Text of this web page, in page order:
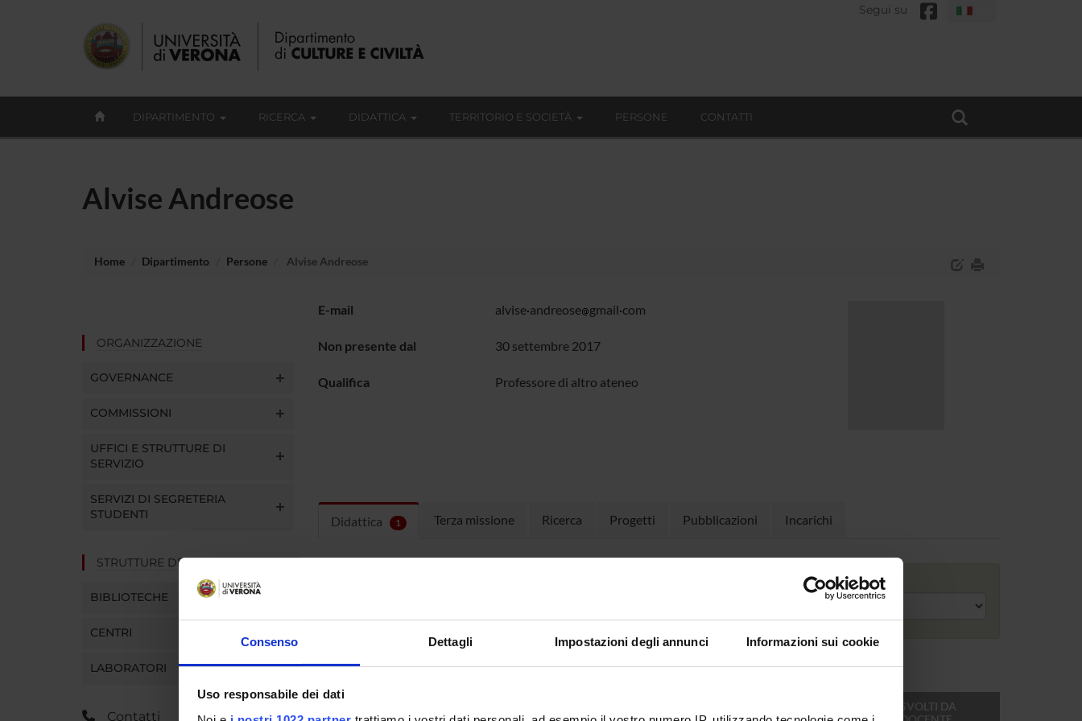
Consenso Dettagli Impostazioni degli annunci Informazioni sui cookie
Uso responsabile dei dati
Segui su
DIPARTIMENTO RICERCA DIDATTICA TERRITORIO E SOCIETÀ PERSONE CONTATTI
Alvise Andreose
Home Dipartimento Persone Alvise Andreose
ORGANIZZAZIONE
GOVERNANCE
COMMISSIONI
UFFICI E STRUTTURE DI
SERVIZIO
SERVIZI DI SEGRETERIA
STUDENTI
STRUTTURE DEL DIPARTIMENTO
BIBLIOTECHE
CENTRI
LABORATORI
Contatti
E-mail alvise andreose gmail com
Non presente dal 30 settembre 2017
Qualifica Professore di altro ateneo
Didattica 1 Terza missione Ricerca Progetti Pubblicazioni Incarichi
Clicca sull'insegnamento per vedere orari e dettagli del corso.
Anno accademico
MODULI SVOLTI DA